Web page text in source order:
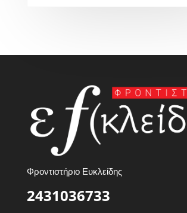
Φροντιστήριο Ευκλείδης
2431036733